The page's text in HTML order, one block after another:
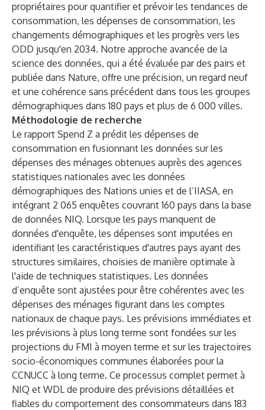
propriétaires pour quantifier et prévoir les tendances de
consommation, les dépenses de consommation, les
changements démographiques et les progrès vers les
ODD jusqu'en 2034. Notre approche avancée de la
science des données, qui a été évaluée par des pairs et
publiée dans Nature, offre une précision, un regard neuf
et une cohérence sans précédent dans tous les groupes
démographiques dans 180 pays et plus de 6 000 villes.
Méthodologie de recherche
Le rapport Spend Z a prédit les dépenses de
consommation en fusionnant les données sur les
dépenses des ménages obtenues auprès des agences
statistiques nationales avec les données
démographiques des Nations unies et de l’IIASA, en
intégrant 2 065 enquêtes couvrant 160 pays dans la base
de données NIQ. Lorsque les pays manquent de
données d'enquête, les dépenses sont imputées en
identifiant les caractéristiques d'autres pays ayant des
structures similaires, choisies de manière optimale à
l'aide de techniques statistiques. Les données
d’enquête sont ajustées pour être cohérentes avec les
dépenses des ménages figurant dans les comptes
nationaux de chaque pays. Les prévisions immédiates et
les prévisions à plus long terme sont fondées sur les
projections du FMI à moyen terme et sur les trajectoires
socio-économiques communes élaborées pour la
CCNUCC à long terme. Ce processus complet permet à
NIQ et WDL de produire des prévisions détaillées et
fiables du comportement des consommateurs dans 183